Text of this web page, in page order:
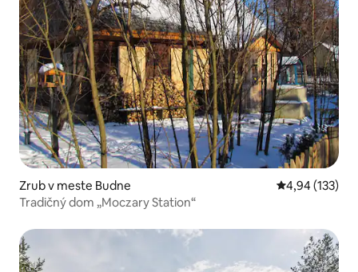
Zrub v meste Budne Priemerné
4,94 (133)
Tradičný dom „Moczary Station“